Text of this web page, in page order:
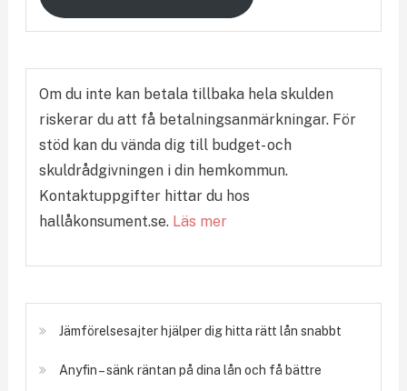
Om du inte kan betala tillbaka hela skulden
riskerar du att få betalningsanmärkningar. För
stöd kan du vända dig till budget- och
skuldrådgivningen i din hemkommun.
Kontaktuppgifter hittar du hos
hallåkonsument.se. Läs mer
Jämförelsesajter hjälper dig hitta rätt lån snabbt
Anyfin – sänk räntan på dina lån och få bättre